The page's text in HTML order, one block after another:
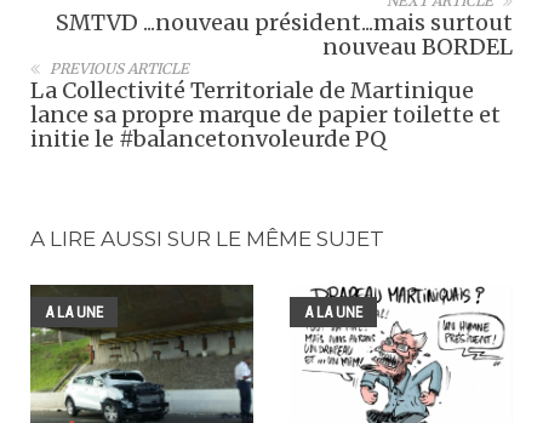
SMTVD ...nouveau président...mais surtout
nouveau BORDEL
PREVIOUS ARTICLE
La Collectivité Territoriale de Martinique
lance sa propre marque de papier toilette et
initie le #balancetonvoleurde PQ
A LIRE AUSSI SUR LE MÊME SUJET
A LA UNE A LA UNE